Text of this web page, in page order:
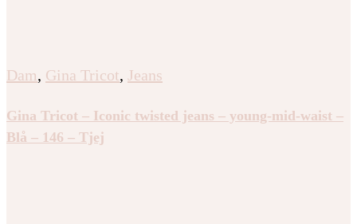
Dam, Gina Tricot, Jeans
Gina Tricot – Iconic twisted jeans – young-mid-waist –
Blå – 146 – Tjej